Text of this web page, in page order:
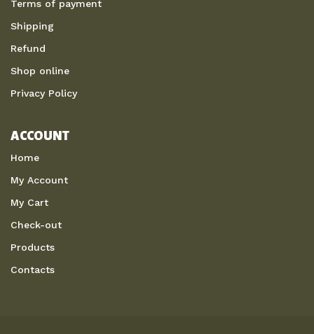
Terms of payment
Shipping
Refund
Shop online
Privacy Policy
ACCOUNT
Home
My Account
My Cart
Check-out
Products
Contacts